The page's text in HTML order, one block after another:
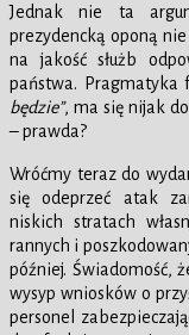
Jednak nie ta
prezydencką oponą
na jakość służb
państwa. Pragmatyka
będzie”, ma się nijak do
– prawda?
Wróćmy teraz do
się odeprzeć atak
niskich stratach
rannych i
później. Świadomość,
wysyp wniosków o
personel